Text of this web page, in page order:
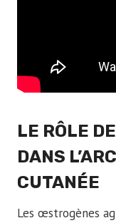
LE RÔLE
DANS
CUTANÉE
Les œstrogènes